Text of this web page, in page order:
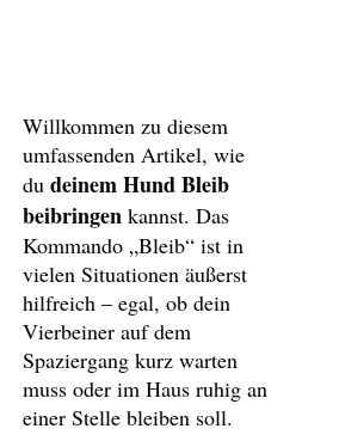
Willkommen zu diesem
umfassenden Artikel, wie
du deinem Hund Bleib
beibringen kannst. Das
Kommando „Bleib“ ist in
vielen Situationen äußerst
hilfreich – egal, ob dein
Vierbeiner auf dem
Spaziergang kurz warten
muss oder im Haus ruhig an
einer Stelle bleiben soll.